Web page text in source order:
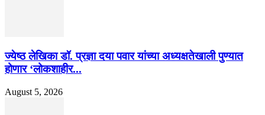
ज्येष्ठ लेखिका डॉ. प्रज्ञा दया पवार यांच्या अध्यक्षतेखाली पुण्यात
होणार ‘लोकशाहीर...
August 5, 2026